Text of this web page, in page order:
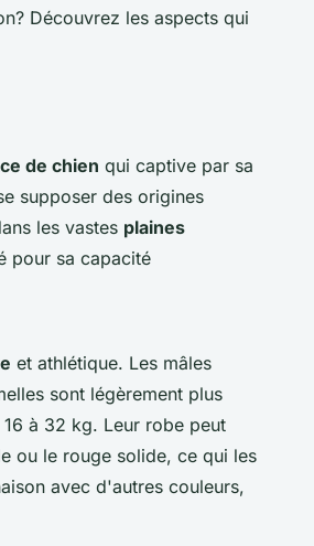
Découvrez les aspects qui
de chien qui captive par sa
supposer des origines
les vastes plaines
pour sa capacité
et athlétique. Les mâles
sont légèrement plus
à 32 kg. Leur robe peut
ou le rouge solide, ce qui les
avec d'autres couleurs,